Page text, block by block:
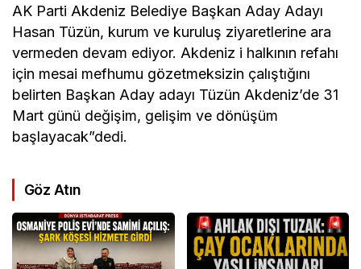
AK Parti Akdeniz Belediye Başkan Aday Adayı
Hasan Tüzün, kurum ve kuruluş ziyaretlerine ara
vermeden devam ediyor. Akdeniz i halkının refahı
için mesai mefhumu gözetmeksizin çalıştığını
belirten Başkan Aday adayı Tüzün Akdeniz’de 31
Mart günü değişim, gelişim ve dönüşüm
başlayacak”dedi.
Göz Atın